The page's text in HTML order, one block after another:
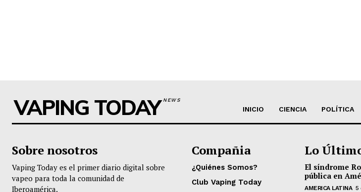
VAPING TODAYNEWS
INICIO CIENCIA POLÍTICA
Sobre nosotros
Vaping Today es el primer diario digital sobre
vapeo para toda la comunidad de
Iberoamérica.
Compañia
¿Quiénes Somos?
Club Vaping Today
Lo
El síndrome
pública en
AMERICA LATINA 5